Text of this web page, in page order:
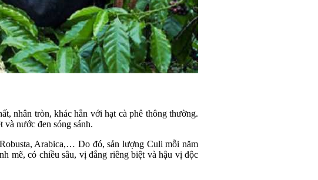
nhân tròn, khác hẳn với hạt cà phê thông thường.
và nước đen sóng sánh.
Arabica,… Do đó, sản lượng Culi mỗi năm
mẽ, có chiều sâu, vị đắng riêng biệt và hậu vị độc